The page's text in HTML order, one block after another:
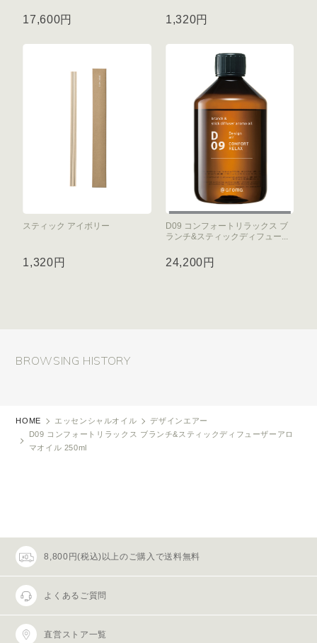
17,600円 1,320円
スティック アイボリー
1,320円
D09 コンフォートリラックス ブ
ランチ&スティックディフュー...
24,200円
BROWSING HISTORY
HOME エッセンシャルオイル
デザインエアー
D09 コンフォートリラックス ブランチ&スティックディフューザーアロ
マオイル 250ml
8,800円(税込)以上のご購入で送料無料
よくあるご質問
直営ストア一覧